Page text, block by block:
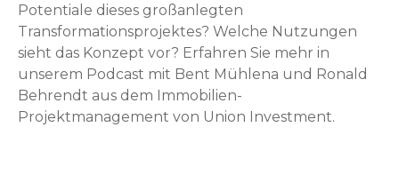
Potentiale dieses großanlegten
Transformationsprojektes? Welche Nutzungen
sieht das Konzept vor? Erfahren Sie mehr in
unserem Podcast mit Bent Mühlena und Ronald
Behrendt aus dem Immobilien-
Projektmanagement von Union Investment.